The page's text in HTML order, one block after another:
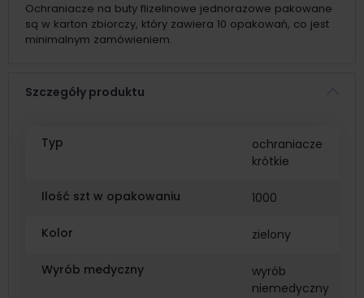
Ochraniacze na buty flizelinowe jednorazowe pakowane
są w karton zbiorczy, który zawiera 10 opakowań, co jest
minimalnym zamówieniem.
Szczegóły produktu
Typ
ochraniacze
krótkie
Ilość szt w opakowaniu 1000
Kolor zielony
Wyrób medyczny
wyrób
niemedyczny